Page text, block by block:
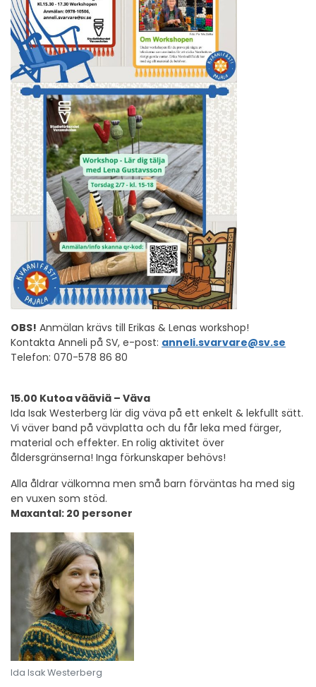
OBS! Anmälan krävs till Erikas & Lenas workshop!
Kontakta Anneli på SV, e-post: anneli.svarvare@sv.se
Telefon: 070-578 86 80
15.00 Kutoa vääviä – Väva
Ida Isak Westerberg lär dig väva på ett enkelt & lekfullt sätt.
Vi väver band på vävplatta och du får leka med färger,
material och effekter. En rolig aktivitet över
åldersgränserna! Inga förkunskaper behövs!
Alla åldrar välkomna men små barn förväntas ha med sig
en vuxen som stöd.
Maxantal: 20 personer
Ida Isak Westerberg